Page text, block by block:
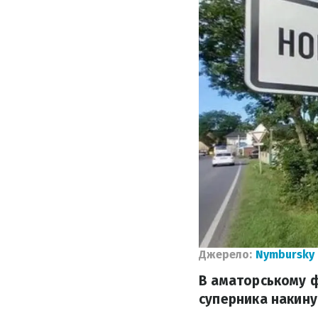
Джерело: Nymbursky
В аматорському
суперника